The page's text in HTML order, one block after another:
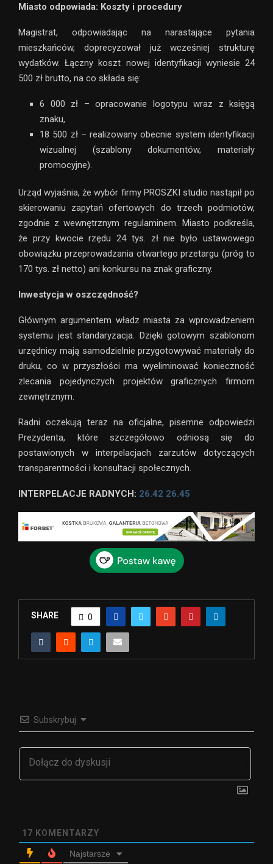
Miasto odpowiada: Koszty i procedury
Magistrat, odpowiadając na narastające pytania
mieszkańców, doprecyzował już wcześniej strukturę
wydatków. Łączny koszt nowej identyfikacji wyniesie 24
500 zł brutto, na co składa się:
6 000 zł – opracowanie logotypu wraz z księgą
znaku,
18 500 zł – realizowany obecnie system identyfikacji
wizualnej (szablony dokumentów, materiały
promocyjne).
Urząd wyjaśnia, że wybór firmy PROSZKI studio nastąpił po
skierowaniu zapytań ofertowych do trzech podmiotów,
zgodnie z wewnętrznym regulaminem. Miasto podkreśla,
że przy kwocie rzędu 24 tys. zł nie było ustawowego
obowiązku przeprowadzania otwartego przetargu (próg to
170 tys. zł netto) ani konkursu na znak graficzny.
Inwestycja w oszczędność?
Głównym argumentem władz miasta za wprowadzeniem
systemu jest standaryzacja. Dzięki gotowym szablonom
urzędnicy mają samodzielnie przygotowywać materiały do
druku, co w przyszłości ma wyeliminować konieczność
zlecania pojedynczych projektów graficznych firmom
zewnętrznym.
Radni oczekują teraz na oficjalne, pisemne odpowiedzi
Prezydenta, które szczegółowo odniosą się do
postawionych w interpelacjach zarzutów dotyczących
transparentności i konsultacji społecznych.
INTERPELACJE RADNYCH: 26.42 26.45
SHARE 0
Subskrybuj
17 KOMENTARZY
Najstarsze